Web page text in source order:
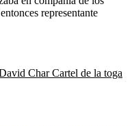
representante
CharCartel de la toga